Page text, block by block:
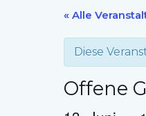
« Alle
Diese
Offene